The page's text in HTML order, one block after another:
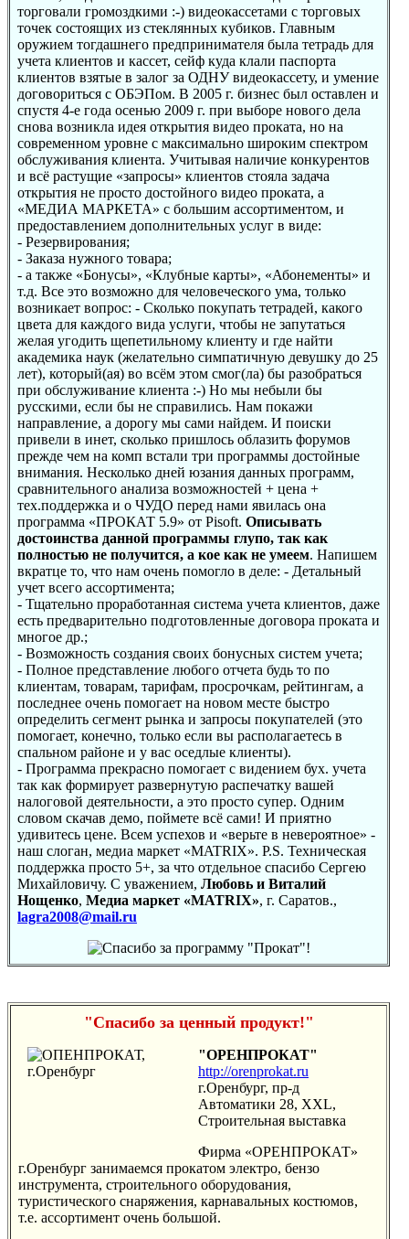
торговали громоздкими :-) видеокассетами с торговых
точек состоящих из стеклянных кубиков. Главным
оружием тогдашнего предпринимателя была тетрадь для
учета клиентов и кассет, сейф куда клали паспорта
клиентов взятые в залог за ОДНУ видеокассету, и умение
договориться с ОБЭПом. В 2005 г. бизнес был оставлен и
спустя 4-е года осенью 2009 г. при выборе нового дела
снова возникла идея открытия видео проката, но на
современном уровне с максимально широким спектром
обслуживания клиента. Учитывая наличие конкурентов
и всё растущие «запросы» клиентов стояла задача
открытия не просто достойного видео проката, а
«МЕДИА МАРКЕТА» с большим ассортиментом, и
предоставлением дополнительных услуг в виде:
- Резервирования;
- Заказа нужного товара;
- а также «Бонусы», «Клубные карты», «Абонементы» и
т.д. Все это возможно для человеческого ума, только
возникает вопрос: - Сколько покупать тетрадей, какого
цвета для каждого вида услуги, чтобы не запутаться
желая угодить щепетильному клиенту и где найти
академика наук (желательно симпатичную девушку до 25
лет), который(ая) во всём этом смог(ла) бы разобраться
при обслуживание клиента :-) Но мы небыли бы
русскими, если бы не справились. Нам покажи
направление, а дорогу мы сами найдем. И поиски
привели в инет, сколько пришлось облазить форумов
прежде чем на комп встали три программы достойные
внимания. Несколько дней юзания данных программ,
сравнительного анализа возможностей + цена +
тех.поддержка и о ЧУДО перед нами явилась она
программа «ПРОКАТ 5.9» от Pisoft. Описывать
достоинства данной программы глупо, так как
полностью не получится, а кое как не умеем. Напишем
вкратце то, что нам очень помогло в деле: - Детальный
учет всего ассортимента;
- Тщательно проработанная система учета клиентов, даже
есть предварительно подготовленные договора проката и
многое др.;
- Возможность создания своих бонусных систем учета;
- Полное представление любого отчета будь то по
клиентам, товарам, тарифам, просрочкам, рейтингам, а
последнее очень помогает на новом месте быстро
определить сегмент рынка и запросы покупателей (это
помогает, конечно, только если вы располагаетесь в
спальном районе и у вас оседлые клиенты).
- Программа прекрасно помогает с видением бух. учета
так как формирует развернутую распечатку вашей
налоговой деятельности, а это просто супер. Одним
словом скачав демо, поймете всё сами! И приятно
удивитесь цене. Всем успехов и «верьте в невероятное» -
наш слоган, медиа маркет «MATRIX». P.S. Техническая
поддержка просто 5+, за что отдельное спасибо Сергею
Михайловичу. С уважением, Любовь и Виталий
Нощенко, Медиа маркет «MATRIX», г. Саратов.,
lagra2008@mail.ru
"Спасибо за ценный продукт!"
"ОРЕНПРОКАТ"
http://orenprokat.ru
г.Оренбург, пр-д
Автоматики 28, XXL,
Строительная выставка
Фирма «ОРЕНПРОКАТ»
г.Оренбург занимаемся прокатом электро, бензо
инструмента, строительного оборудования,
туристического снаряжения, карнавальных костюмов,
т.е. ассортимент очень большой.